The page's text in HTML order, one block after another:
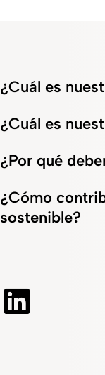
¿Cuál es
¿Cuál es
¿Por qué
¿Cómo
sostenible?